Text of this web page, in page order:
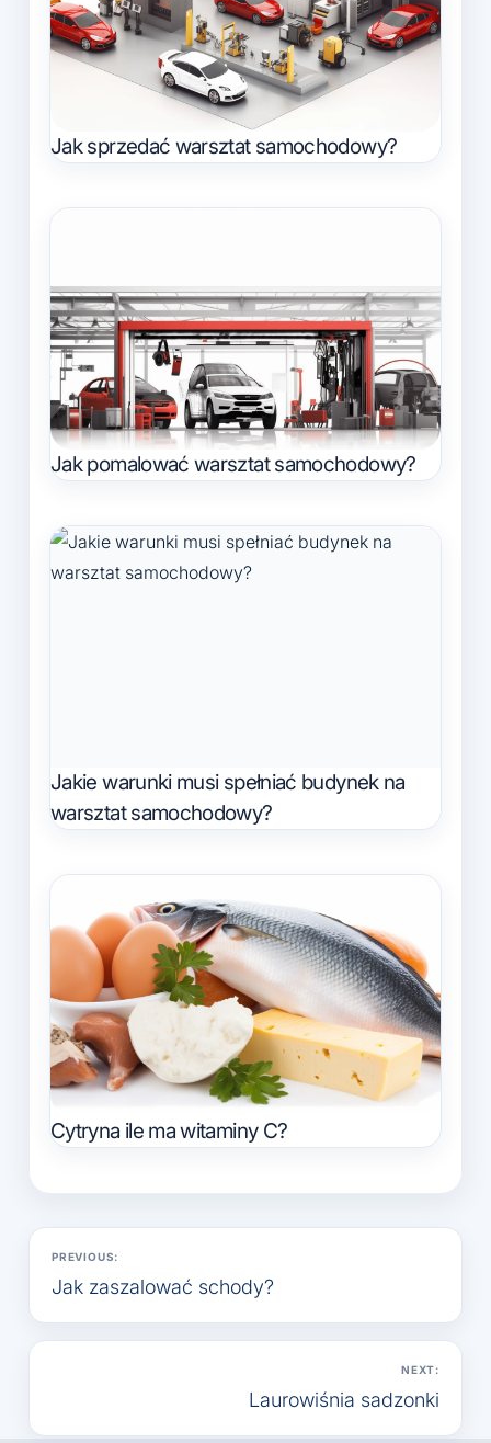
Jak sprzedać warsztat samochodowy?
Jak pomalować warsztat samochodowy?
Jakie warunki musi spełniać budynek na
warsztat samochodowy?
Cytryna ile ma witaminy C?
Nawigacja
wpisu
PREVIOUS:
Jak zaszalować schody?
NEXT:
Laurowiśnia sadzonki